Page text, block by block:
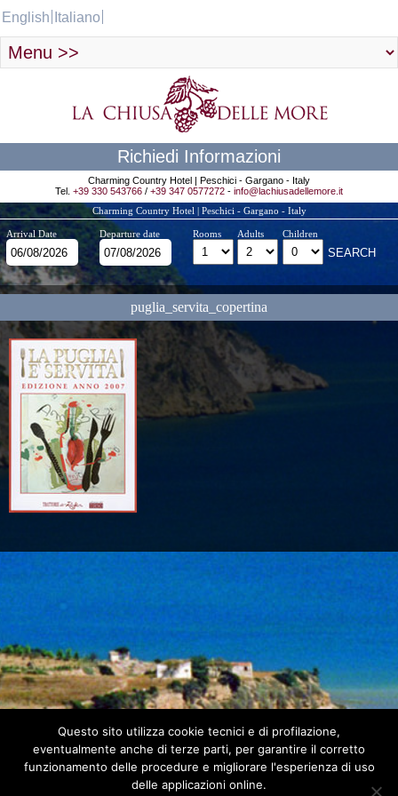
English Italiano
Richiedi Informazioni
Charming Country Hotel | Peschici - Gargano - Italy
Tel. +39 330 543766 / +39 347 0577272 - info@lachiusadellemore.it
Charming Country Hotel | Peschici - Gargano - Italy
Arrival Date Departure date Rooms Adults Children
puglia_servita_copertina
Questo sito utilizza cookie tecnici e di profilazione,
eventualmente anche di terze parti, per garantire il corretto
funzionamento delle procedure e migliorare l'esperienza di uso
delle applicazioni online.